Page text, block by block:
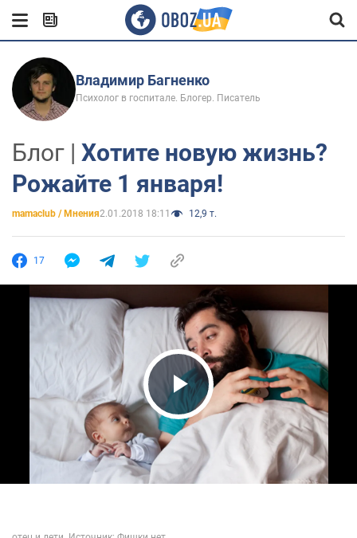
Владимир Багненко
Психолог в госпитале. Блогер. Писатель
Блог | Хотите новую жизнь?
Рожайте 1 января!
mamaclub / Мнения2.01.2018 18:11 12,9 т.
17
Play Video